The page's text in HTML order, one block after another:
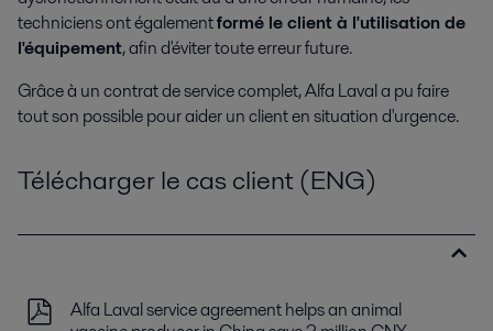
techniciens ont égalementformé le client à l'utilisation de
l'équipement, afin d'éviter toute erreur future.
Grâce à un contrat de service complet, Alfa Laval a pu faire
tout son possible pour aider un client en situation d'urgence.
Télécharger le cas client (ENG)
Alfa Laval service agreement helps an animal